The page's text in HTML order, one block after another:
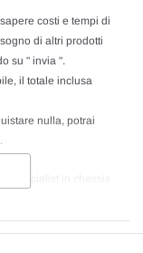
costi e tempi di
di altri prodotti
su " invia ".
il totale inclusa
nulla, potrai
specialist in chassis
for all types of